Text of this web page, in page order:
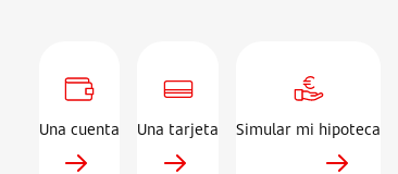
Una cuenta Una tarjeta Simular mi hipoteca